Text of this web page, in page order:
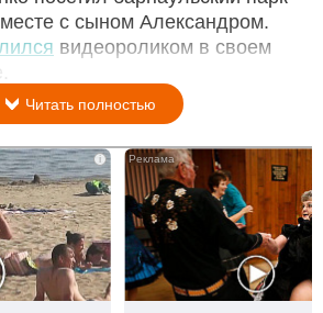
с сыном Александром.
видеороликом в своем
Читать полностью
i